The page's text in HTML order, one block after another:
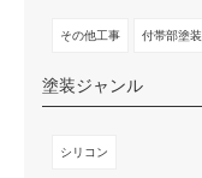
その他工事 付帯部塗装
塗装ジャンル
シリコン